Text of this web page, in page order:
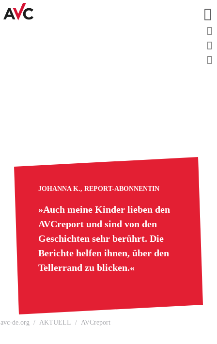
avc-de.org AKTUELL AVCreport
JOHANNA K., REPORT-ABONNENTIN
»Auch meine Kinder lieben den
AVCreport und sind von den
Geschichten sehr berührt. Die
Berichte helfen ihnen, über den
Tellerrand zu blicken.«